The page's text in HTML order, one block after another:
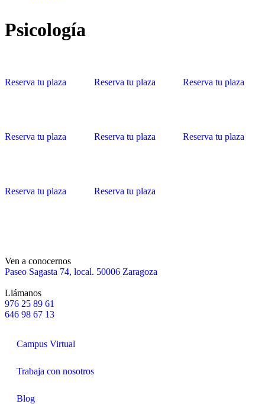
Psicología
Reserva tu plaza Reserva tu plaza Reserva tu plaza
Reserva tu plaza Reserva tu plaza Reserva tu plaza
Reserva tu plaza Reserva tu plaza
Ven a conocernos
Paseo Sagasta 74, local. 50006 Zaragoza
Llámanos
976 25 89 61
646 98 67 13
Campus Virtual
Trabaja con nosotros
Blog